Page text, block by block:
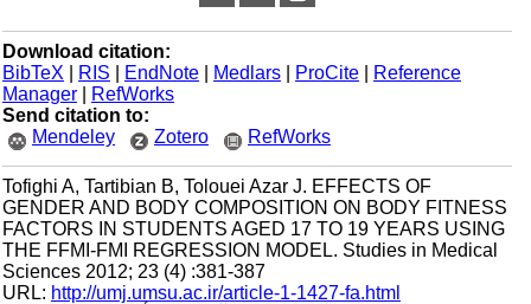
Download citation:
BibTeX
| RIS |EndNote |Medlars |ProCite |Reference
Manager
|RefWorks
Send citation to:
Mendeley
Zotero RefWorks
Tofighi A, Tartibian B, Tolouei Azar J. EFFECTS OF
GENDER AND BODY COMPOSITION ON BODY FITNESS
FACTORS IN STUDENTS AGED 17 TO 19 YEARS USING
THE FFMI-FMI REGRESSION MODEL. Studies in Medical
Sciences 2012; 23 (4) :381-387
URL:http://umj.umsu.ac.ir/article-1-1427-fa.html